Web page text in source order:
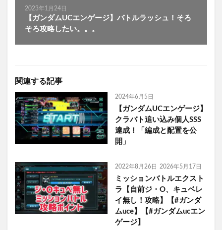
2023年1月24日
【ガンダムUCエンゲージ】バトルラッシュ！そろ
そろ攻略したい。。。
関連する記事
2024年6月5日
【ガンダムUCエンゲージ】
クラバト追い込み個人SSS
達成！「編成と配置を公
開」
2022年8月26日 2026年5月17日
ミッションバトルエクスト
ラ【自前ジ・O、キュベレ
イ無し！攻略】【#ガンダ
ムuce】【#ガンダムucエン
ゲージ】